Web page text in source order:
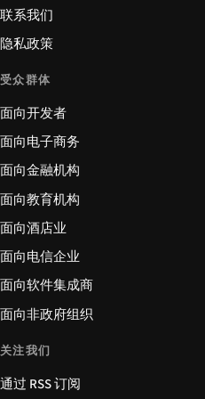
联系我们
隐私政策
受众群体
面向开发者
面向电子商务
面向金融机构
面向教育机构
面向酒店业
面向电信企业
面向软件集成商
面向非政府组织
关注我们
通过 RSS 订阅